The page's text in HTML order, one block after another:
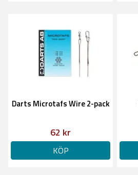
Darts Microtafs Wire 2-pack
62 kr
KÖP